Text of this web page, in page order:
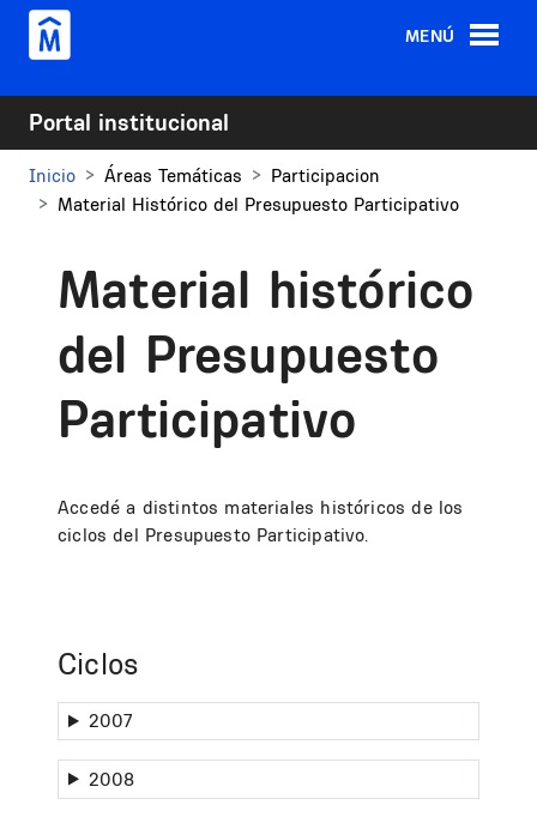
Pasar al contenido principal
MENÚ
Portal institucional
Inicio Áreas Temáticas
Participacion
Material Histórico del Presupuesto Participativo
Material histórico
del Presupuesto
Participativo
Accedé a distintos materiales históricos de los
ciclos del Presupuesto Participativo.
Ciclos
2007
2008